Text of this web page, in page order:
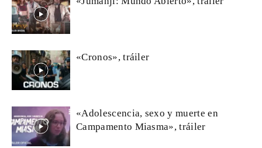
«Cronos», tráiler
«Adolescencia, sexo y muerte en
Campamento Miasma», tráiler